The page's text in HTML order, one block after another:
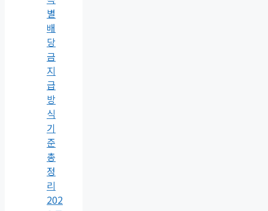
별
배
당
금
지
급
방
식
기
준
총
정
리
202